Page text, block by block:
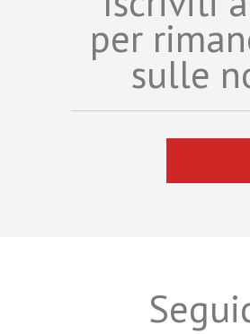
per
sulle